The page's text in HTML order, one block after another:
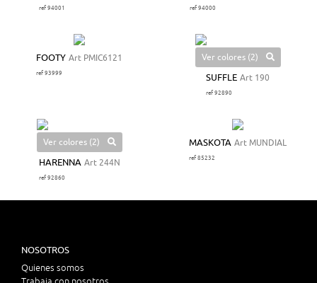
ref 94001 ref 94000
FOOTY Art PMIC6121
ref 93999
Ver colores (2)
SUFFLE Art 190
ref 92890
Ver colores (2)
HARENNA Art 244N
ref 92860
MASKOTA Art MUNDIAL
ref 85232
NOSOTROS
Quienes somos